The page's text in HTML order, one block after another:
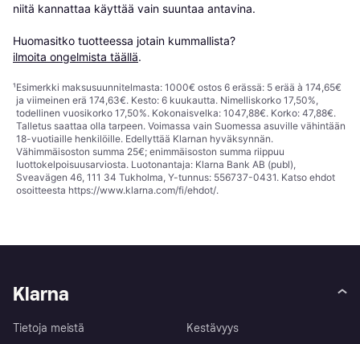
niitä kannattaa käyttää vain suuntaa antavina.
Huomasitko tuotteessa jotain kummallista?
ilmoita ongelmista täällä.
¹Esimerkki maksusuunnitelmasta: 1000€ ostos 6 erässä: 5 erää à 174,65€
ja viimeinen erä 174,63€. Kesto: 6 kuukautta. Nimelliskorko 17,50%,
todellinen vuosikorko 17,50%. Kokonaisvelka: 1047,88€. Korko: 47,88€.
Talletus saattaa olla tarpeen. Voimassa vain Suomessa asuville vähintään
18-vuotiaille henkilöille. Edellyttää Klarnan hyväksynnän.
Vähimmäisoston summa 25€; enimmäisoston summa riippuu
luottokelpoisuusarviosta. Luotonantaja: Klarna Bank AB (publ),
Sveavägen 46, 111 34 Tukholma, Y-tunnus: 556737-0431. Katso ehdot
osoitteesta https://www.klarna.com/fi/ehdot/.
Klarna
Tietoja meistä
Kestävyys